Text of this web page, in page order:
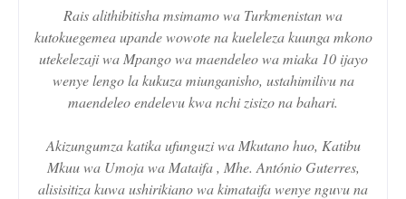
Rais alithibitisha msimamo wa Turkmenistan wa
kutokuegemea upande wowote na kueleleza kuunga mkono
utekelezaji wa Mpango wa maendeleo wa miaka 10 ijayo
wenye lengo la kukuza miunganisho, ustahimilivu na
maendeleo endelevu kwa nchi zisizo na bahari.
Akizungumza katika ufunguzi wa Mkutano huo, Katibu
Mkuu wa Umoja wa Mataifa , Mhe. António Guterres,
alisisitiza kuwa ushirikiano wa kimataifa wenye nguvu na